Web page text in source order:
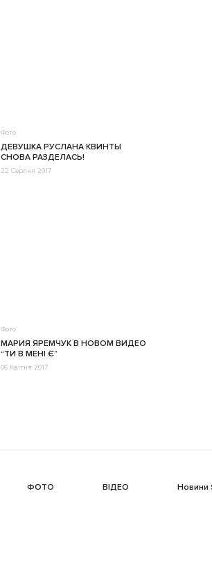
Фото
ДЕВУШКА РУСЛАНА КВИНТЫ
СНОВА РАЗДЕЛАСЬ!
22 Серпня 2017
Фото
МАРИЯ ЯРЕМЧУК В НОВОМ ВИДЕО
“ТИ В МЕНІ Є”
06 Квітня 2017
ФОТО ВІДЕО Новини